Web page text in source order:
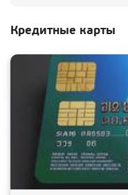
Кредитные карты